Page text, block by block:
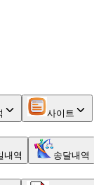
사이트
내역 송달내역